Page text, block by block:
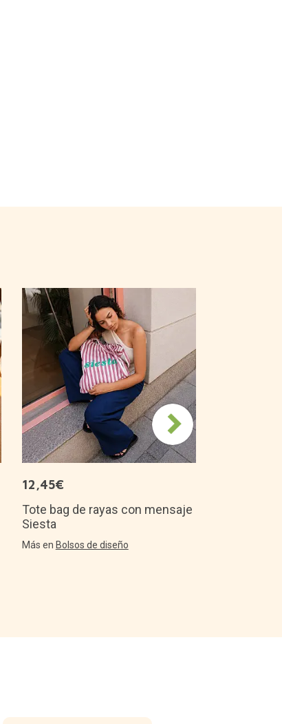
12,45€
Tote bag de rayas con mensaje
Siesta
Más en Bolsos de diseño